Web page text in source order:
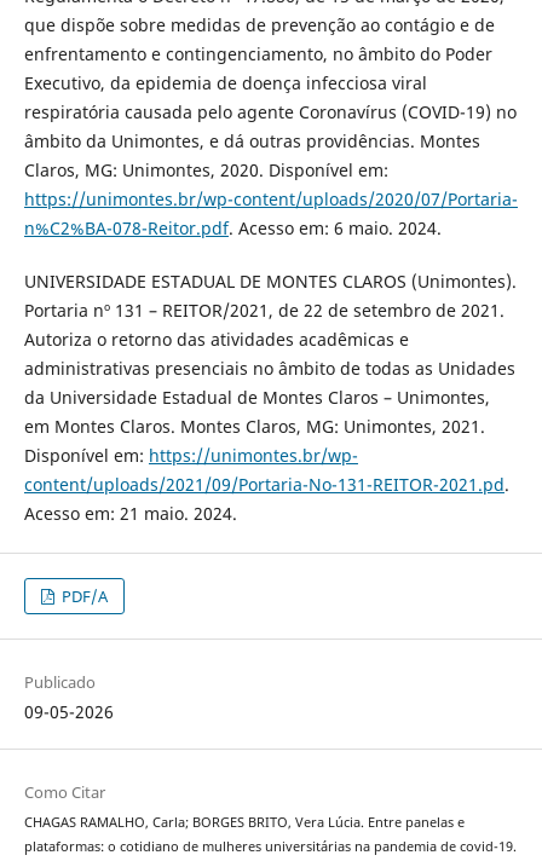
que dispõe sobre medidas de prevenção ao contágio e de
enfrentamento e contingenciamento, no âmbito do Poder
Executivo, da epidemia de doença infecciosa viral
respiratória causada pelo agente Coronavírus (COVID-19) no
âmbito da Unimontes, e dá outras providências. Montes
Claros, MG: Unimontes, 2020. Disponível em:
https://unimontes.br/wp-content/uploads/2020/07/Portaria-
n%C2%BA-078-Reitor.pdf. Acesso em: 6 maio. 2024.
UNIVERSIDADE ESTADUAL DE MONTES CLAROS (Unimontes).
Portaria nº 131 – REITOR/2021, de 22 de setembro de 2021.
Autoriza o retorno das atividades acadêmicas e
administrativas presenciais no âmbito de todas as Unidades
da Universidade Estadual de Montes Claros – Unimontes,
em Montes Claros. Montes Claros, MG: Unimontes, 2021.
Disponível em: https://unimontes.br/wp-
content/uploads/2021/09/Portaria-No-131-REITOR-2021.pd.
Acesso em: 21 maio. 2024.
PDF/A
Publicado
09-05-2026
Como Citar
CHAGAS RAMALHO, Carla; BORGES BRITO, Vera Lúcia. Entre panelas e
plataformas: o cotidiano de mulheres universitárias na pandemia de covid-19.